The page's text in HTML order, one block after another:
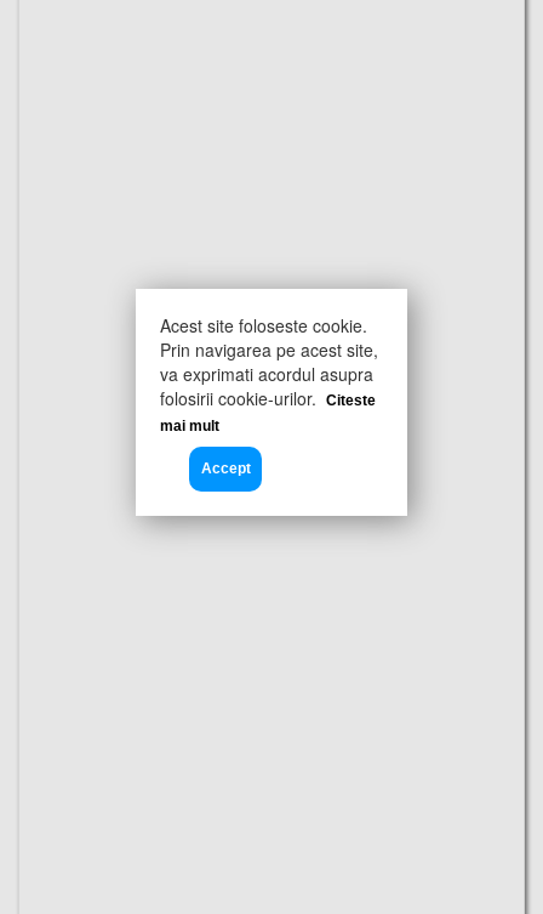
Acest site foloseste cookie.
Prin navigarea pe acest site,
va exprimati acordul asupra
folosirii cookie-urilor.
Citeste
mai mult
Accept